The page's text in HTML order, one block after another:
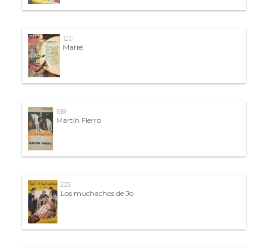
120
Mariel
188
Martín Fierro
225
Los muchachos de Jo